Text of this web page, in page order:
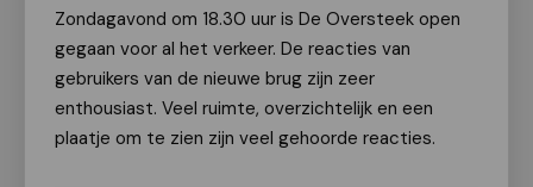
Zondagavond om 18.30 uur is De Oversteek open
gegaan voor al het verkeer. De reacties van
gebruikers van de nieuwe brug zijn zeer
enthousiast. Veel ruimte, overzichtelijk en een
plaatje om te zien zijn veel gehoorde reacties.